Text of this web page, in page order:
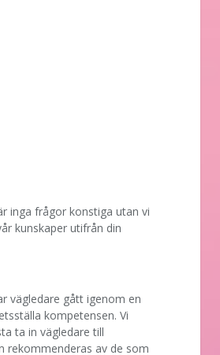
inga frågor konstiga utan vi
kunskaper utifrån din
vägledare gått igenom en
kompetensen. Vi
ta in vägledare till
rekommenderas av de som